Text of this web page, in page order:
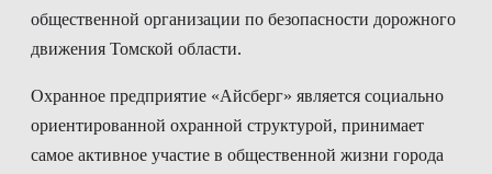
общественной организации по безопасности дорожного
движения Томской области.
Охранное предприятие «Айсберг» является социально
ориентированной охранной структурой, принимает
самое активное участие в общественной жизни города